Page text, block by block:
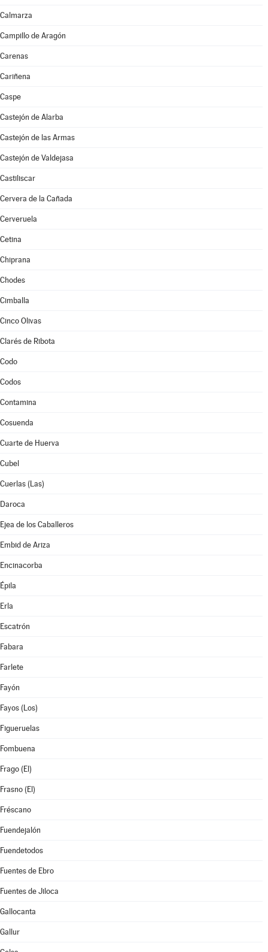
Calmarza
Campillo de Aragón
Carenas
Cariñena
Caspe
Castejón de Alarba
Castejón de las Armas
Castejón de Valdejasa
Castiliscar
Cervera de la Cañada
Cerveruela
Cetina
Chiprana
Chodes
Cimballa
Cinco Olivas
Clarés de Ribota
Codo
Codos
Contamina
Cosuenda
Cuarte de Huerva
Cubel
Cuerlas (Las)
Daroca
Ejea de los Caballeros
Embid de Ariza
Encinacorba
Épila
Erla
Escatrón
Fabara
Farlete
Fayón
Fayos (Los)
Figueruelas
Fombuena
Frago (El)
Frasno (El)
Fréscano
Fuendejalón
Fuendetodos
Fuentes de Ebro
Fuentes de Jiloca
Gallocanta
Gallur